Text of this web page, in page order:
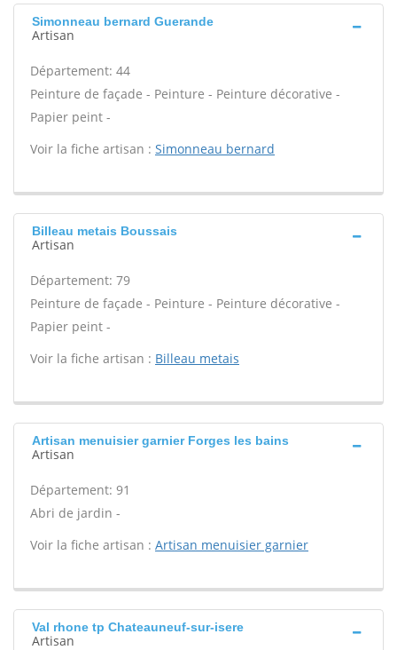
Simonneau bernard Guerande
Artisan
Département: 44
Peinture de façade - Peinture - Peinture décorative -
Papier peint -
Voir la fiche artisan : Simonneau bernard
Billeau metais Boussais
Artisan
Département: 79
Peinture de façade - Peinture - Peinture décorative -
Papier peint -
Voir la fiche artisan : Billeau metais
Artisan menuisier garnier Forges les bains
Artisan
Département: 91
Abri de jardin -
Voir la fiche artisan : Artisan menuisier garnier
Val rhone tp Chateauneuf-sur-isere
Artisan